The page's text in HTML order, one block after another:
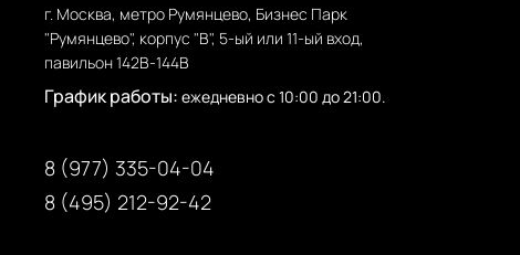
г. Москва, метро Румянцево, Бизнес Парк
"Румянцево", корпус "В", 5-ый или 11-ый вход,
павильон 142В-144В
График работы: ежедневно с 10:00 до 21:00.
8 (977) 335-04-04
8 (495) 212-92-42